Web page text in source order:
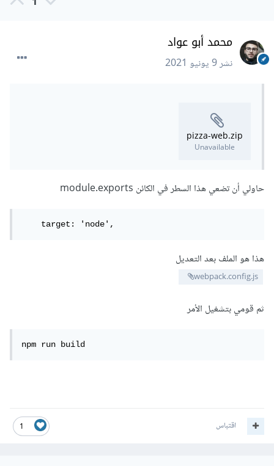
محمد أبو عواد
نشر9 يونيو 2021
pizza-web.zip
Unavailable
حاولي أن تضعي هذا السطر في الكائن module.exports
    target: 'node',
هذا هو الملف بعد التعديل
webpack.config.js
ثم قومي بتشغيل الأمر
npm run build
1 اقتباس